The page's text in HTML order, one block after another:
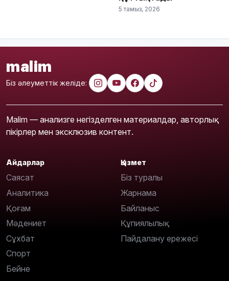
5 тамыз, 2026
malim
Біз әлеуметтік желіде:
Malim — анализге негізделген материалдар, авторлық
пікірлер мен эксклюзив контент.
Айдарлар
Саясат
Аналитика
Қоғам
Мәдениет
Сұхбат
Спорт
Бейне
Қызмет
Біз туралы
Жарнама
Байланыс
Құпиялылық
Пайдалану ережесі